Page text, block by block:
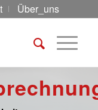
Über_uns